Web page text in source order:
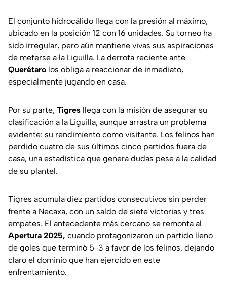
El conjunto hidrocálido llega con la presión al máximo,
ubicado en la posición 12 con 16 unidades. Su torneo ha
sido irregular, pero aún mantiene vivas sus aspiraciones
de meterse a la Liguilla. La derrota reciente ante
Querétaro los obliga a reaccionar de inmediato,
especialmente jugando en casa.
Por su parte, Tigres llega con la misión de asegurar su
clasificación a la Liguilla, aunque arrastra un problema
evidente: su rendimiento como visitante. Los felinos han
perdido cuatro de sus últimos cinco partidos fuera de
casa, una estadística que genera dudas pese a la calidad
de su plantel.
Tigres acumula diez partidos consecutivos sin perder
frente a Necaxa, con un saldo de siete victorias y tres
empates. El antecedente más cercano se remonta al
Apertura 2025, cuando protagonizaron un partido lleno
de goles que terminó 5-3 a favor de los felinos, dejando
claro el dominio que han ejercido en este
enfrentamiento.